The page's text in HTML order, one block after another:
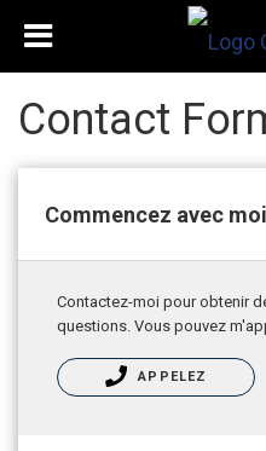
Contact
Commencez avec
Contactez-moi pour obtenir
questions. Vous pouvez
APPELEZ